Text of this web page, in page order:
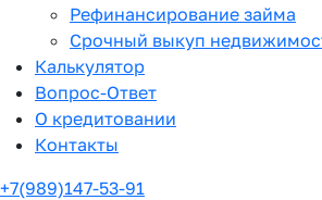
Рефинансирование займа
Срочный выкуп
Калькулятор
Вопрос-Ответ
О кредитовании
Контакты
+7(989)147-53-91